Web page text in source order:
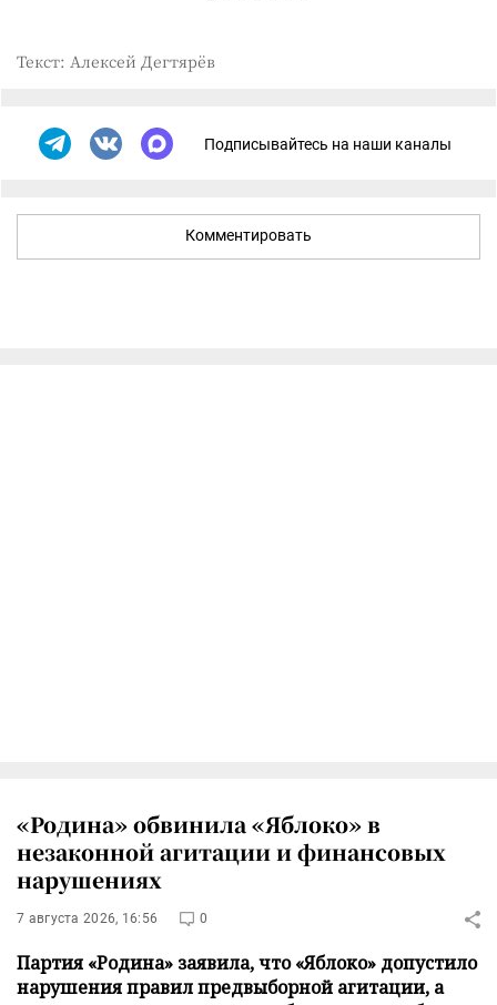
Текст: Алексей Дегтярёв
Подписывайтесь на наши каналы
Комментировать
«Родина» обвинила «Яблоко» в
незаконной агитации и финансовых
нарушениях
7 августа 2026, 16:56 0
Партия «Родина» заявила, что «Яблоко» допустило
нарушения правил предвыборной агитации, а